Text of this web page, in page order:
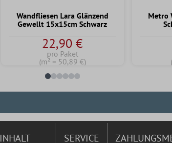
Wandfliesen Lara Glänzend
Gewellt 15x15cm Schwarz
22,90 €
pro Paket
(m² = 50,89 €)
Metro
INHALT SERVICE